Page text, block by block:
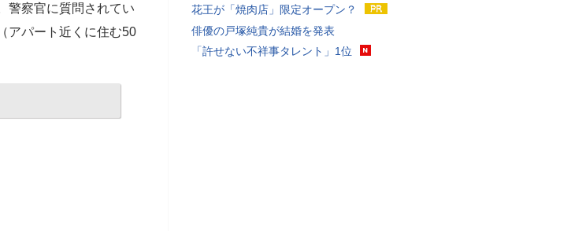
警察官に質問されてい
アパート近くに住む50
花王が「焼肉店」限定オープン？
俳優の戸塚純貴が結婚を発表
「許せない不祥事タレント」1位